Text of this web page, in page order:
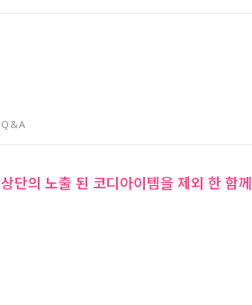
Q&A
상단의 노출 된 코디아이템을 제외 한 함